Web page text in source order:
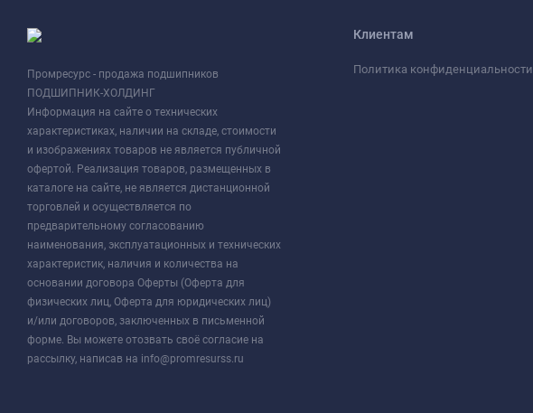
Промресурс - продажа подшипников
ПОДШИПНИК-ХОЛДИНГ
Информация на сайте о технических
характеристиках, наличии на складе, стоимости
и изображениях товаров не является публичной
офертой. Реализация товаров, размещенных в
каталоге на сайте, не является дистанционной
торговлей и осуществляется по
предварительному согласованию
наименования, эксплуатационных и технических
характеристик, наличия и количества на
основании договора Оферты (Оферта для
физических лиц, Оферта для юридических лиц)
и/или договоров, заключенных в письменной
форме. Вы можете отозвать своё согласие на
рассылку, написав на info@promresurss.ru
Клиентам
Политика конфиденциальности